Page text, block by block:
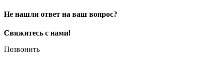
Не нашли ответ на ваш вопрос?
Свяжитесь с нами!
Позвонить